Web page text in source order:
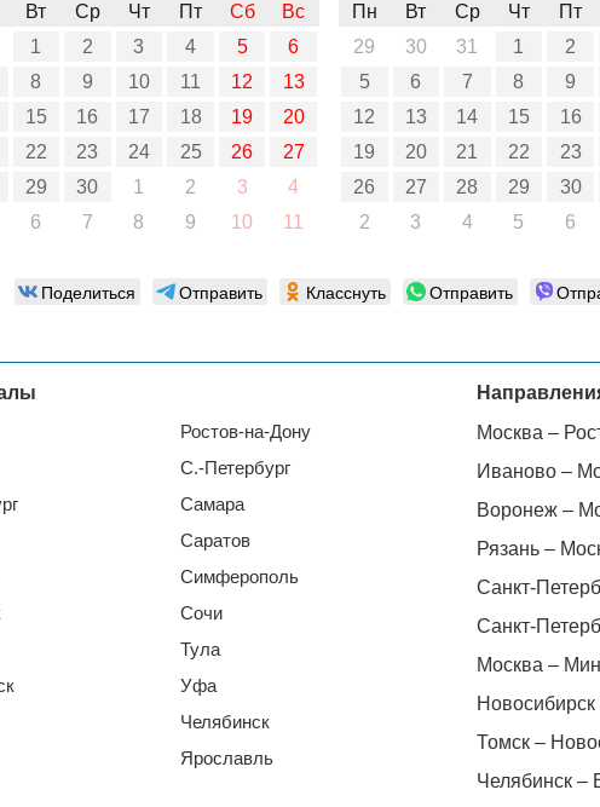
Вт Ср Чт Пт Сб
Вс
1 2 3 4 5
6
8 9 10 11 12
13
15 16 17 18 19
20
22 23 24 25 26
27
29 30 1 2 3
4
6 7 8 9 10 11
Пн
Вт Ср Чт
Пт
29
30 31 1
2
5
6 7 8
9
12
13 14 15
16
19
20 21 22
23
26
27 28 29
30
2
3 4 5 6
Поделиться Отправить Класснуть Отправить
Ростов-на-Дону
С.-Петербург
Самара
Саратов
Симферополь
Сочи
Тула
Уфа
Челябинск
Ярославль
Москва –
Иваново –
Воронеж –
Рязань –
Санкт-
Санкт-
Москва –
Томск –
Челябинск –